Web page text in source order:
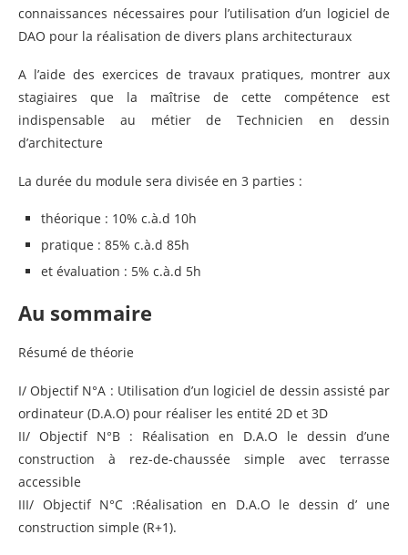
connaissances nécessaires pour l’utilisation d’un logiciel de
DAO pour la réalisation de divers plans architecturaux
A l’aide des exercices de travaux pratiques, montrer aux
stagiaires que la maîtrise de cette compétence est
indispensable au métier de Technicien en dessin
d’architecture
La durée du module sera divisée en 3 parties :
théorique : 10% c.à.d 10h
pratique : 85% c.à.d 85h
et évaluation : 5% c.à.d 5h
Au sommaire
Résumé de théorie
I/ Objectif N°A : Utilisation d’un logiciel de dessin assisté par
ordinateur (D.A.O) pour réaliser les entité 2D et 3D
II/ Objectif N°B : Réalisation en D.A.O le dessin d’une
construction à rez-de-chaussée simple avec terrasse
accessible
III/ Objectif N°C :Réalisation en D.A.O le dessin d’ une
construction simple (R+1).